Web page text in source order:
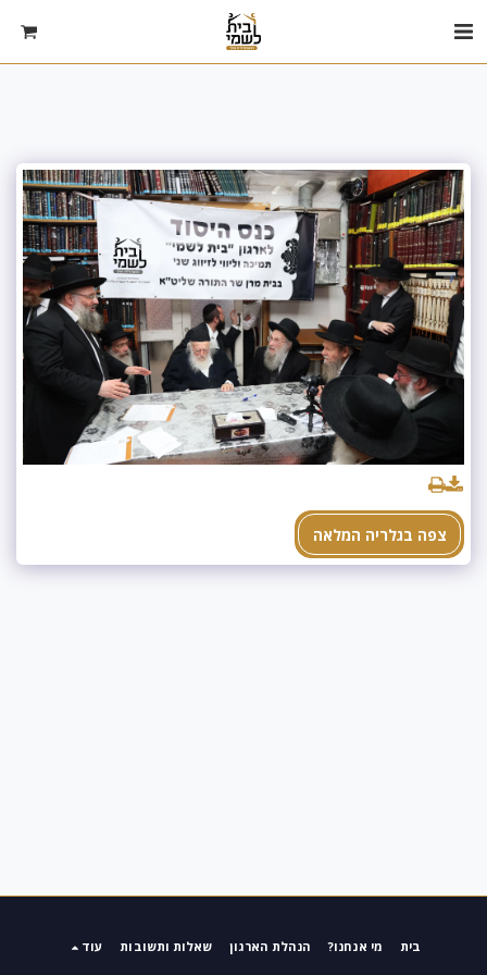
צפה בגלריה המלאה
בית מי אנחנו? הנהלת הארגון שאלות ותשובות עוד